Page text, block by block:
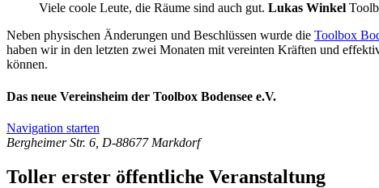
Viele coole Leute, die Räume sind auch gut. Lukas Winkel
Neben physischen Änderungen und Beschlüssen wurde die Toolbox
haben wir in den letzten zwei Monaten mit vereinten Kräften und
können.
Das neue Vereinsheim der Toolbox Bodensee e.V.
Navigation starten
Bergheimer Str. 6, D-88677 Markdorf
Toller erster öffentliche Veranstaltung